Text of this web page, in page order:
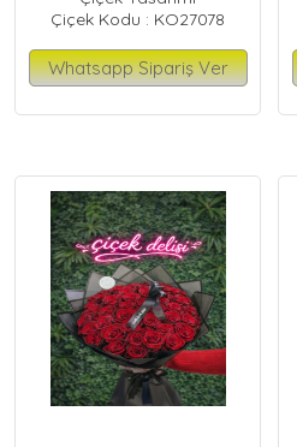
Çiçek Kodu : KO27078
Whatsapp Sipariş Ver